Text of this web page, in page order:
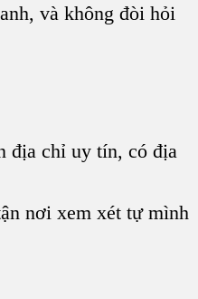
và không đòi hỏi
địa chỉ uy tín, có địa
nơi xem xét tự mình